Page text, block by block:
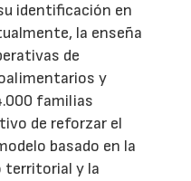
identificación en
la enseña
de
y
familias
de reforzar el
basado en la
territorial y la